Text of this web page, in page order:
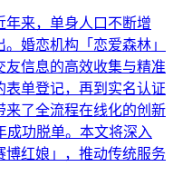
来，单身人口不断增
婚恋机构「恋爱森林」
信息的高效收集与精准
单登记，再到实名认证
来了全流程在线化的创新
成功脱单。本文将深入
红娘」，推动传统服务